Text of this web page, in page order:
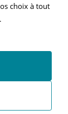
choix à tout